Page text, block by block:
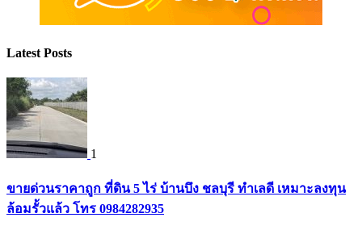
Latest Posts
1
ขายด่วนราคาถูก ที่ดิน 5 ไร่ บ้านบึง ชลบุรี ทำเลดี เหมาะลงทุน
ล้อมรั้วแล้ว โทร 0984282935